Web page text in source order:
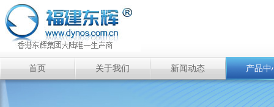
首页 关于我们 新闻动态 产品中